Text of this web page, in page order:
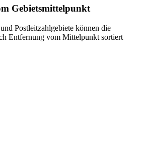
Gebietsmittelpunkt
Postleitzahlgebiete können die
Entfernung vom Mittelpunkt sortiert